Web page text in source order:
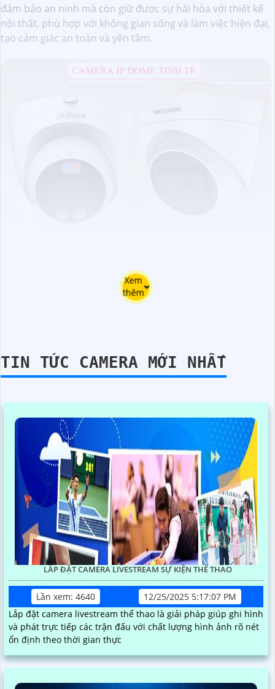
đảm bảo an ninh mà còn giữ được sự hài hòa với thiết kế
nội thất, phù hợp với không gian sống và làm việc hiện đại,
tạo cảm giác an toàn và yên tâm.
Xem
thêm
TIN TỨC CAMERA MỚI NHẤT
LẮP ĐẶT CAMERA LIVESTREAM SỰ KIỆN THỂ THAO
Lần xem: 4640
12/25/2025 5:17:07 PM
Lắp đặt camera livestream thể thao là giải pháp giúp ghi hình
và phát trực tiếp các trận đấu với chất lượng hình ảnh rõ nét
ổn định theo thời gian thực